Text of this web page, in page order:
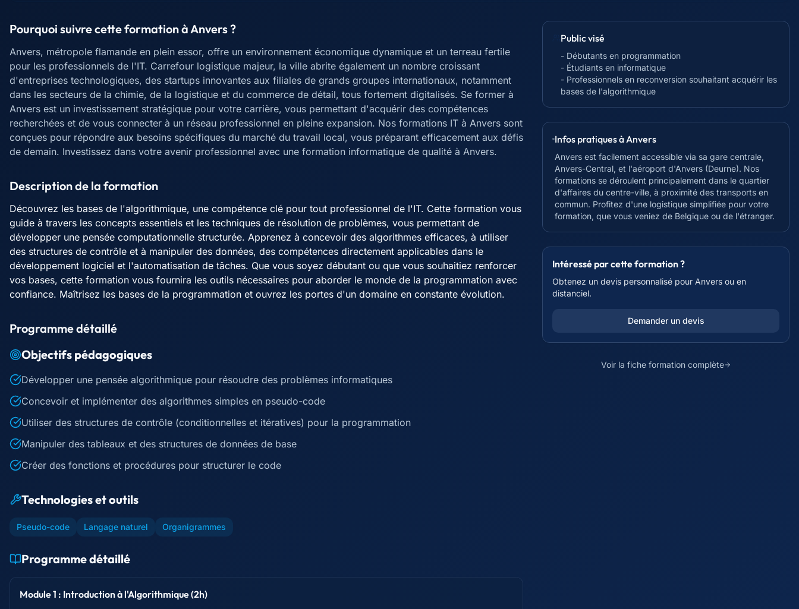
Pourquoi suivre cette formation àAnvers?
Anvers, métropole flamande en plein essor, offre un environnement économique dynamique et un terreau fertile
pour les professionnels de l'IT. Carrefour logistique majeur, la ville abrite également un nombre croissant
d'entreprises technologiques, des startups innovantes aux filiales de grands groupes internationaux, notamment
dans les secteurs de la chimie, de la logistique et du commerce de détail, tous fortement digitalisés. Se former à
Anvers est un investissement stratégique pour votre carrière, vous permettant d'acquérir des compétences
recherchées et de vous connecter à un réseau professionnel en pleine expansion. Nos formations IT à Anvers sont
conçues pour répondre aux besoins spécifiques du marché du travail local, vous préparant efficacement aux défis
de demain. Investissez dans votre avenir professionnel avec une formation informatique de qualité à Anvers.
Description de la formation
Découvrez les bases de l'algorithmique, une compétence clé pour tout professionnel de l'IT. Cette formation vous
guide à travers les concepts essentiels et les techniques de résolution de problèmes, vous permettant de
développer une pensée computationnelle structurée. Apprenez à concevoir des algorithmes efficaces, à utiliser
des structures de contrôle et à manipuler des données, des compétences directement applicables dans le
développement logiciel et l'automatisation de tâches. Que vous soyez débutant ou que vous souhaitiez renforcer
vos bases, cette formation vous fournira les outils nécessaires pour aborder le monde de la programmation avec
confiance. Maîtrisez les bases de la programmation et ouvrez les portes d'un domaine en constante évolution.
Programme détaillé
Objectifs pédagogiques
Développer une pensée algorithmique pour résoudre des problèmes informatiques
Concevoir et implémenter des algorithmes simples en pseudo-code
Utiliser des structures de contrôle (conditionnelles et itératives) pour la programmation
Manipuler des tableaux et des structures de données de base
Créer des fonctions et procédures pour structurer le code
Technologies et outils
Pseudo-code Langage naturel Organigrammes
Programme détaillé
Module 1 : Introduction à l'Algorithmique (2h)
Public visé
- Débutants en programmation
- Étudiants en informatique
- Professionnels en reconversion souhaitant acquérir les
bases de l'algorithmique
Infos pratiques àAnvers
Anvers est facilement accessible via sa gare centrale,
Anvers-Central, et l'aéroport d'Anvers (Deurne). Nos
formations se déroulent principalement dans le quartier
d'affaires du centre-ville, à proximité des transports en
commun. Profitez d'une logistique simplifiée pour votre
formation, que vous veniez de Belgique ou de l'étranger.
Intéressé par cette formation ?
Obtenez un devis personnalisé pour Anvers ou en
distanciel.
Demander un devis
Voir la fiche formation complète